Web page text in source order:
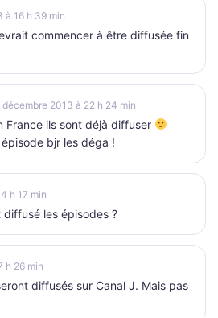
à 16 h 39 min
commencer à être diffusée fin
décembre 2013 à 22 h 24 min
France ils sont déjà diffuser
bjr les déga !
h 17 min
les épisodes ?
h 26 min
diffusés sur Canal J. Mais pas